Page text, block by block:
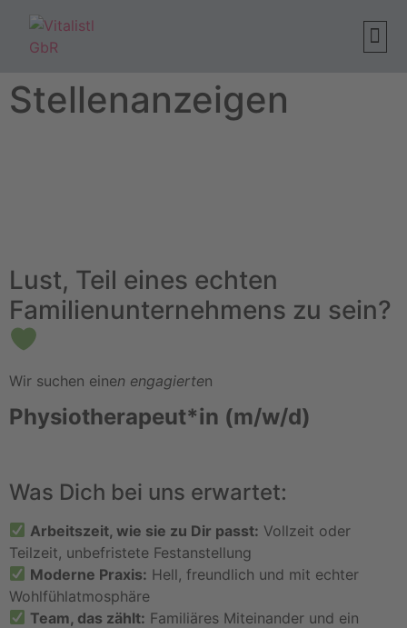
Stellenanzeigen
Lust, Teil eines echten
Familienunternehmens zu sein?
Wir suchen einen engagierten
Physiotherapeut*in (m/w/d)
Was Dich bei uns erwartet:
Arbeitszeit, wie sie zu Dir passt: Vollzeit oder
Teilzeit, unbefristete Festanstellung
Moderne Praxis: Hell, freundlich und mit echter
Wohlfühlatmosphäre
Team, das zählt: Familiäres Miteinander und ein